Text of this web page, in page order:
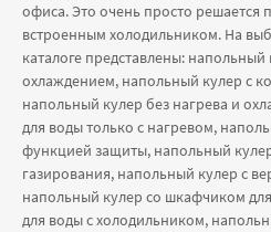
офиса. Это очень просто решается
встроенным холодильником. На
каталоге представлены:
охлаждением, напольный кулер с
напольный кулер без нагрева и
для воды только с нагревом,
функцией защиты, напольный
газирования, напольный кулер с
напольный кулер со шкафчиком
для воды с холодильником,